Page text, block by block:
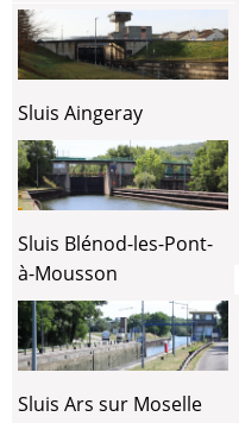
Sluis Aingeray
Sluis Blénod-les-Pont-
à-Mousson
Sluis Ars sur Moselle